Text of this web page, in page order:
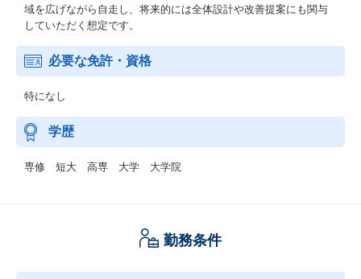
域を広げながら自走し、将来的には全体設計や改善提案にも関与
していただく想定です。
必要な免許・資格
特になし
学歴
専修 短大 高専 大学 大学院
勤務条件